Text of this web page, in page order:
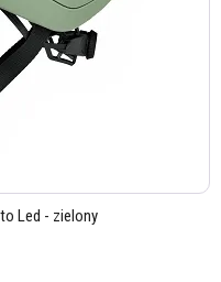
Led - zielony